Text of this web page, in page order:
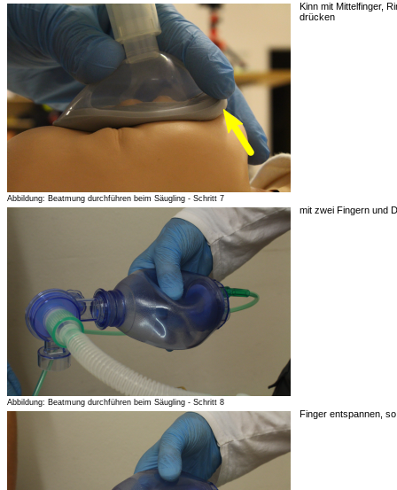
Abbildung: Beatmung durchführen beim Säugling - Schritt 7
Kinn mit Mittelfinger,
drücken
Abbildung: Beatmung durchführen beim Säugling - Schritt 8
mit zwei Fingern und
Finger entspannen,